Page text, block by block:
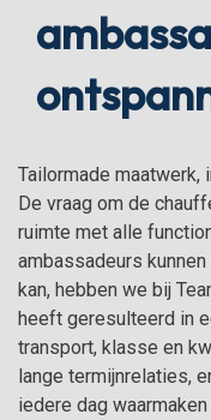
Tailormade maatwerk,
De vraag om de
ruimte met alle
ambassadeurs
kan, hebben we bij
heeft geresulteerd in
transport, klasse en
lange termijnrelaties,
iedere dag